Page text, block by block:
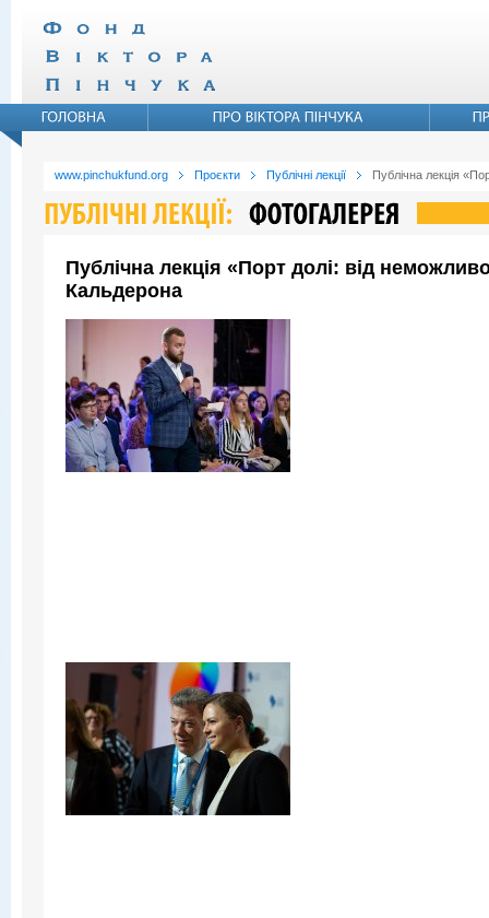
www.pinchukfund.org Проєкти Публічні лекції Публічна лекція
Публічна лекція «Порт долі: від
Кальдерона